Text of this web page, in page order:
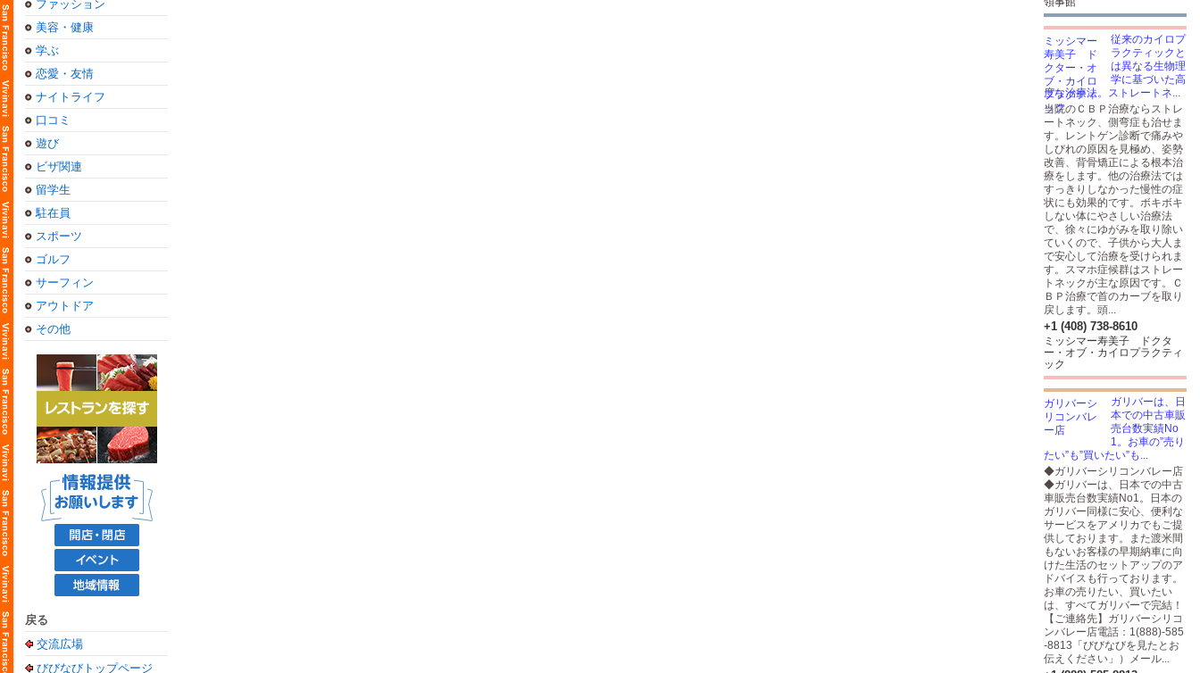
ファッション
美容・健康
学ぶ
恋愛・友情
ナイトライフ
口コミ
遊び
ビザ関連
留学生
駐在員
スポーツ
ゴルフ
サーフィン
アウトドア
その他
戻る
交流広場
びびなびトップページ
従来のカイロプ
ラクティックと
は異なる生物理
学に基づいた高
度な治療法。ストレートネ...
当院のＣＢＰ治療ならストレ
ートネック、側弯症も治せま
す。レントゲン診断で痛みや
しびれの原因を見極め、姿勢
改善、背骨矯正による根本治
療をします。他の治療法では
すっきりしなかった慢性の症
状にも効果的です。ボキボキ
しない体にやさしい治療法
で、徐々にゆがみを取り除い
ていくので、子供から大人ま
で安心して治療を受けられま
す。スマホ症候群はストレー
トネックが主な原因です。Ｃ
ＢＰ治療で首のカーブを取り
戻します。頭...
+1 (408) 738-8610
ミッシマー寿美子 ドクタ
ー・オブ・カイロプラクティ
ック
ガリバーは、日
本での中古車販
売台数実績No
1。お車の”売り
たい”も”買いたい”も...
◆ガリバーシリコンバレー店
◆ガリバーは、日本での中古
車販売台数実績No1。日本の
ガリバー同様に安心、便利な
サービスをアメリカでもご提
供しております。また渡米間
もないお客様の早期納車に向
けた生活のセットアップのア
ドバイスも行っております。
お車の売りたい、買いたい
は、すべてガリバーで完結！
【ご連絡先】ガリバーシリコ
ンバレー店電話：1(888)-585
-8813「びびなびを見たとお
伝えください」）メール...